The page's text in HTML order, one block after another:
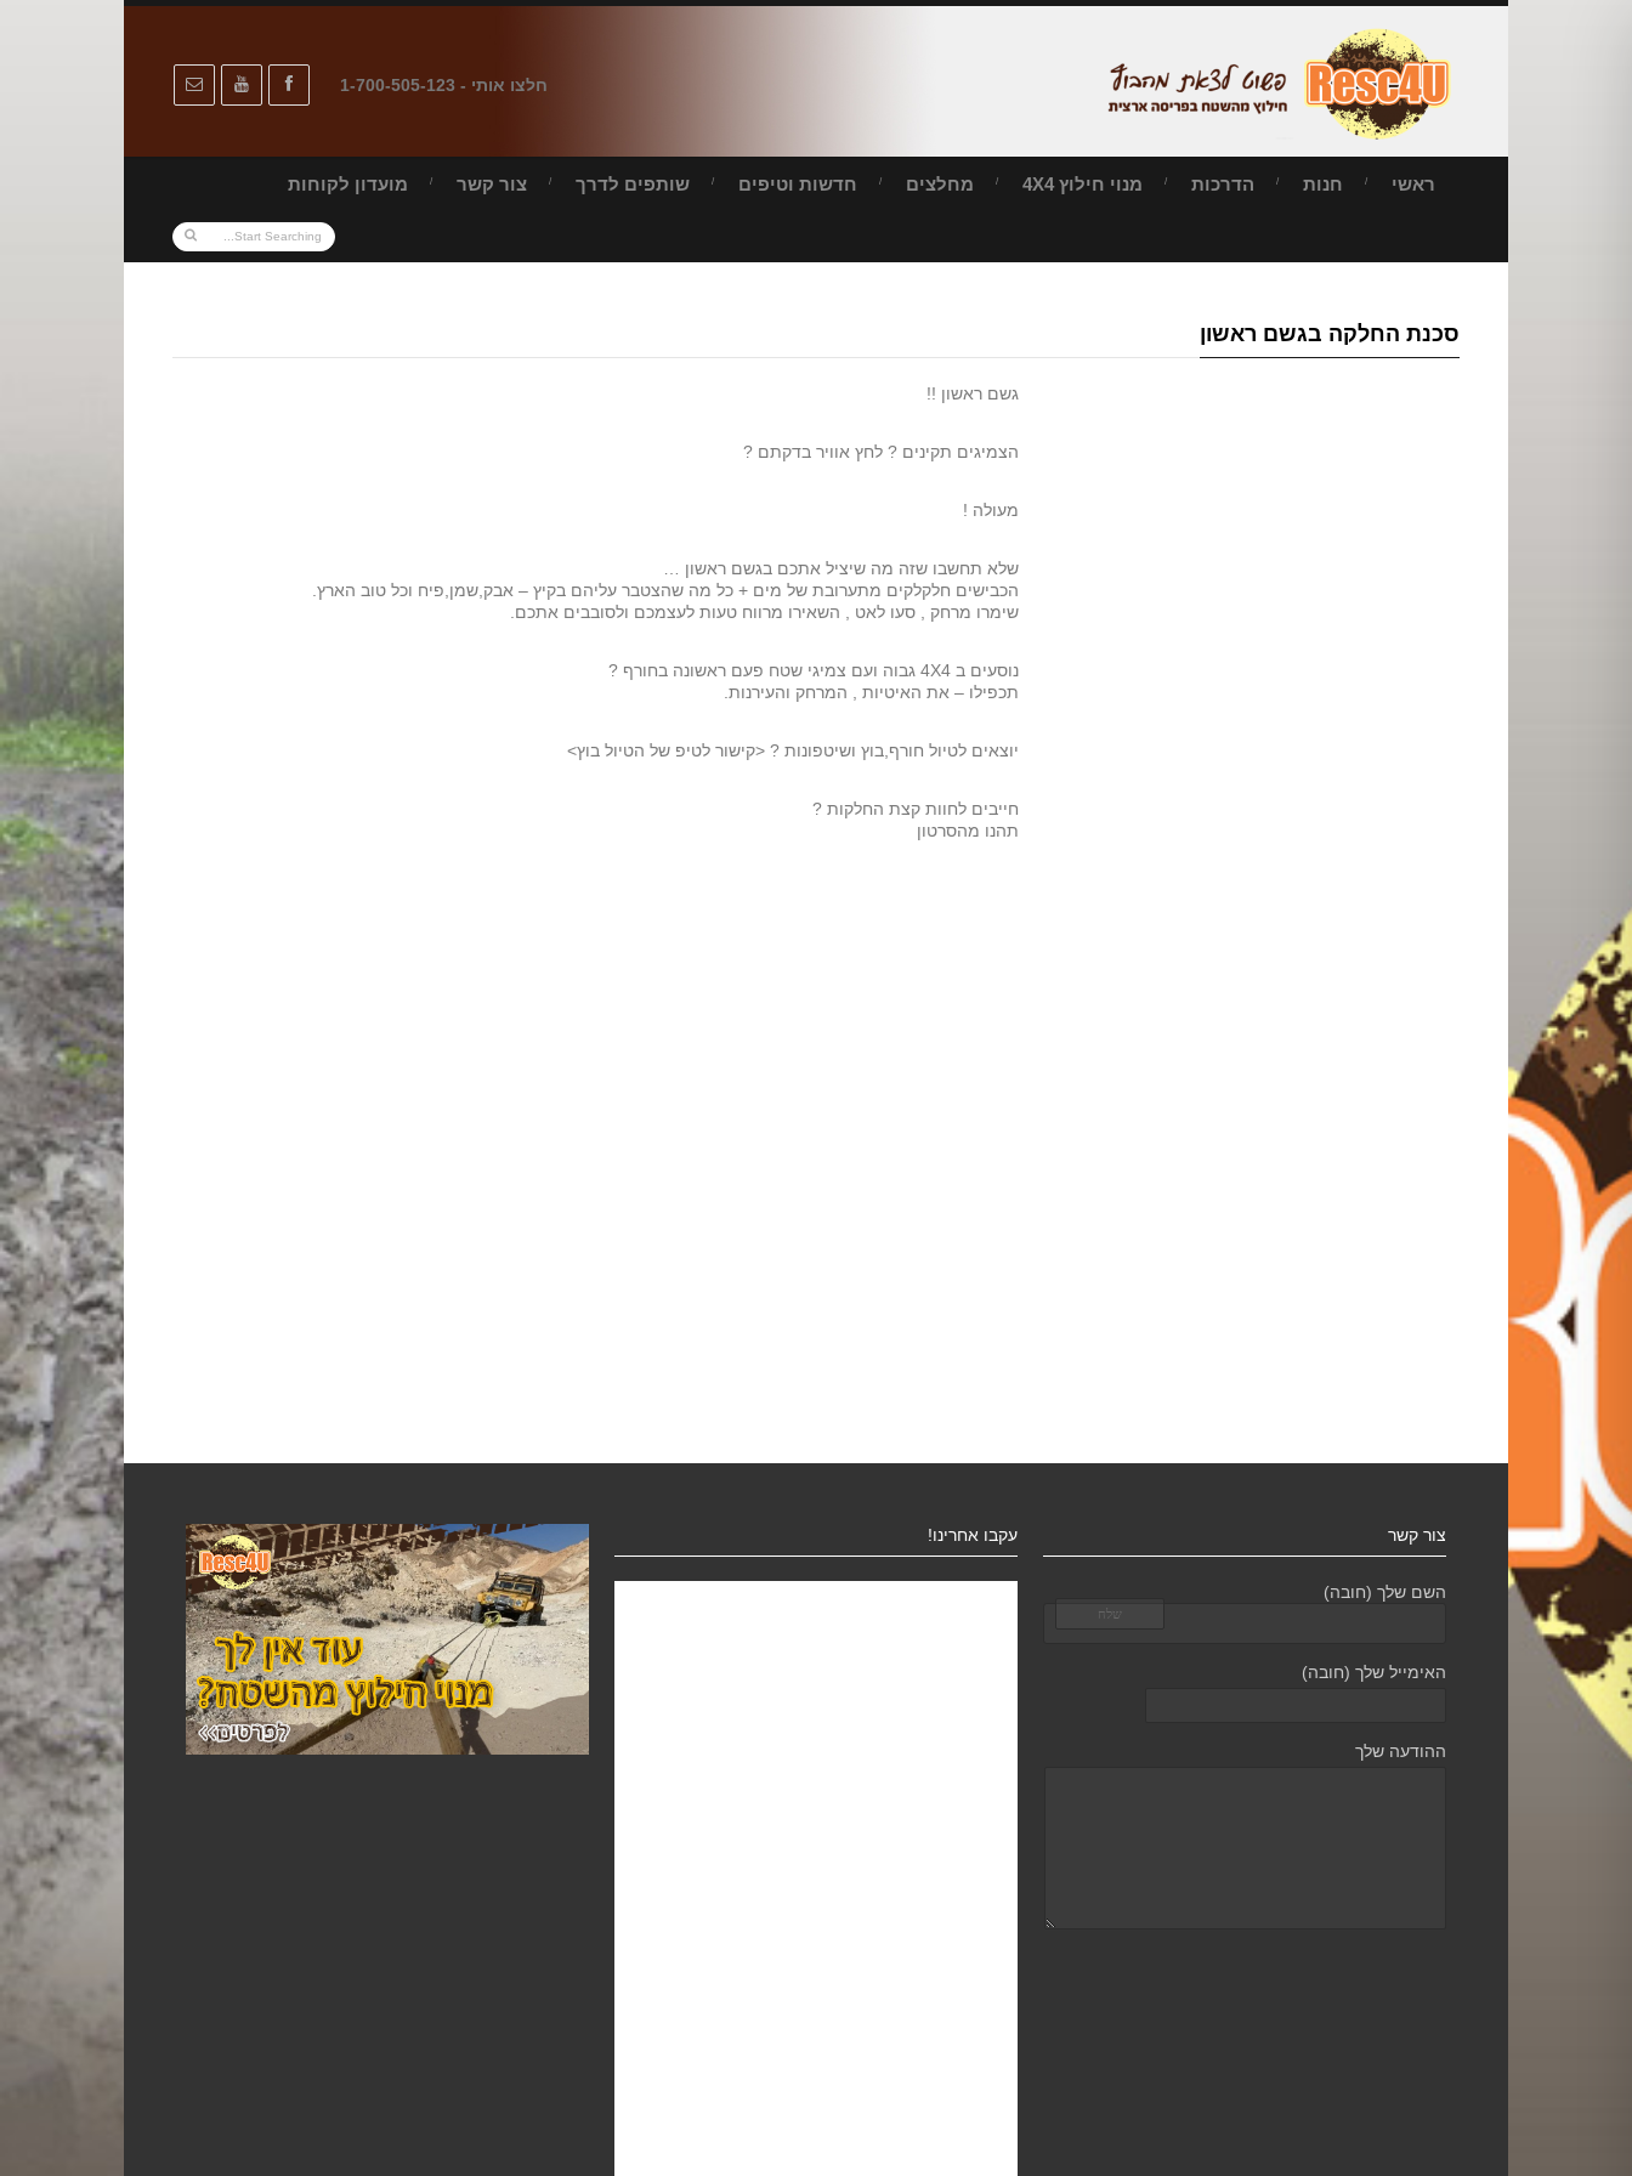
חלצו אותי - 1-700-505-123
ראשי חנות הדרכות מנוי חילוץ 4X4 מחלצים חדשות וטיפים שותפים לדרך צור קשר מועדון לקוחות
סכנת החלקה בגשם ראשון
גשם ראשון !!
הצמיגים תקינים ? לחץ אוויר בדקתם ?
מעולה !
שלא תחשבו שזה מה שיציל אתכם בגשם ראשון …
הכבישים חלקלקים מתערובת של מים + כל מה שהצטבר עליהם בקיץ – אבק,שמן,פיח וכל טוב הארץ.
שימרו מרחק , סעו לאט , השאירו מרווח טעות לעצמכם ולסובבים אתכם.
נוסעים ב 4X4 גבוה ועם צמיגי שטח פעם ראשונה בחורף ?
תכפילו – את האיטיות , המרחק והעירנות.
יוצאים לטיול חורף,בוץ ושיטפונות ? <קישור לטיפ של הטיול בוץ>
חייבים לחוות קצת החלקות ?
תהנו מהסרטון
צור קשר
השם שלך (חובה)
האימייל שלך (חובה)
ההודעה שלך
עקבו אחרינו!